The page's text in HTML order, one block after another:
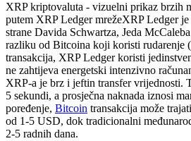
XRP kriptovaluta - vizuelni prikaz brzih
putem XRP Ledger mrežeXRP Ledger
strane Davida Schwartza, Jeda
razliku od Bitcoina koji koristi rudarenje
transakcija, XRP Ledger koristi
ne zahtijeva energetski intenzivno
XRP-a je brz i jeftin transfer vrijednosti.
5 sekundi, a prosječna naknada iznosi
poređenje, Bitcoin transakcija može
od 1-5 USD, dok tradicionalni
2-5 radnih dana.